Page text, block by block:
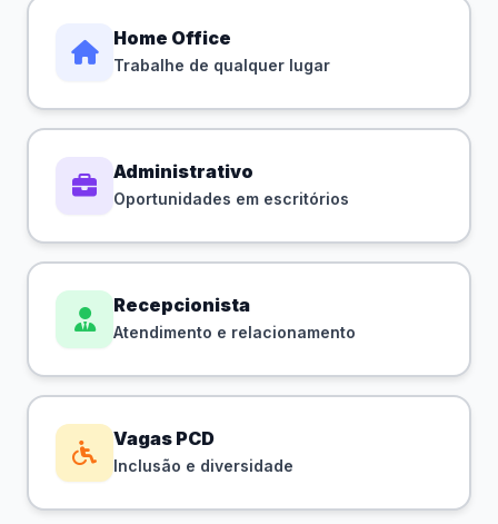
Home Office
Trabalhe de qualquer lugar
Administrativo
Oportunidades em escritórios
Recepcionista
Atendimento e relacionamento
Vagas PCD
Inclusão e diversidade